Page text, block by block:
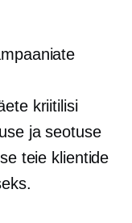
kriitilisi
ja seotuse
teie klientide